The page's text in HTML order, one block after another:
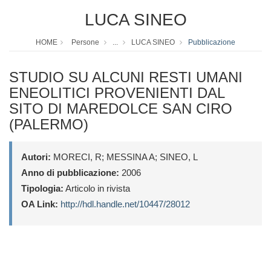
LUCA SINEO
HOME Persone ... LUCA SINEO Pubblicazione
STUDIO SU ALCUNI RESTI UMANI
ENEOLITICI PROVENIENTI DAL
SITO DI MAREDOLCE SAN CIRO
(PALERMO)
Autori: MORECI, R; MESSINA A; SINEO, L
Anno di pubblicazione: 2006
Tipologia: Articolo in rivista
OA Link: http://hdl.handle.net/10447/28012